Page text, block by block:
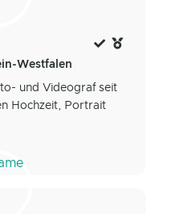
Westfalen
und Videograf seit
Hochzeit, Portrait